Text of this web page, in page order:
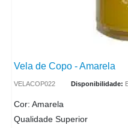
Vela de Copo - Amarela
VELACOP022 Disponibilidade:
Cor: Amarela
Qualidade Superior